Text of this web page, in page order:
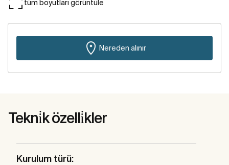
tüm boyutları görüntüle
Nereden alınır
Tekni̇k özelli̇kler
Kurulum türü: